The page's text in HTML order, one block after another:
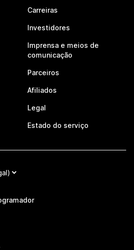
Carreiras
Investidores
Imprensa e meios de
comunicação
Parceiros
Afiliados
Legal
Estado do serviço